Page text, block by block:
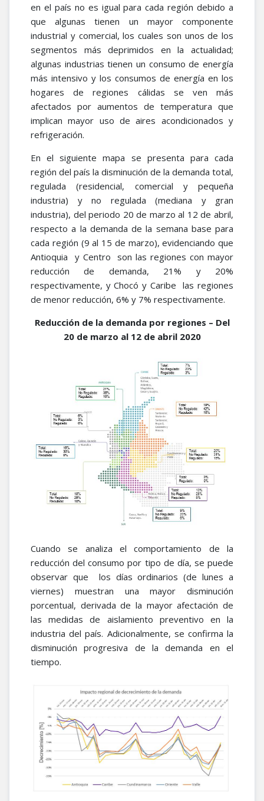
en el país no es igual para cada región debido a
que algunas tienen un mayor componente
industrial y comercial, los cuales son unos de los
segmentos más deprimidos en la actualidad;
algunas industrias tienen un consumo de energía
más intensivo y los consumos de energía en los
hogares de regiones cálidas se ven más
afectados por aumentos de temperatura que
implican mayor uso de aires acondicionados y
refrigeración.
En el siguiente mapa se presenta para cada
región del país la disminución de la demanda total,
regulada (residencial, comercial y pequeña
industria) y no regulada (mediana y gran
industria), del periodo 20 de marzo al 12 de abril,
respecto a la demanda de la semana base para
cada región (9 al 15 de marzo), evidenciando que
Antioquia y Centro son las regiones con mayor
reducción de demanda, 21% y 20%
respectivamente, y Chocó y Caribe las regiones
de menor reducción, 6% y 7% respectivamente.
Reducción de la demanda por regiones – Del
20 de marzo al 12 de abril 2020
Cuando se analiza el comportamiento de la
reducción del consumo por tipo de día, se puede
observar que los días ordinarios (de lunes a
viernes) muestran una mayor disminución
porcentual, derivada de la mayor afectación de
las medidas de aislamiento preventivo en la
industria del país. Adicionalmente, se confirma la
disminución progresiva de la demanda en el
tiempo.